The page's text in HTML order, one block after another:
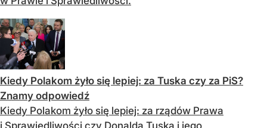
Kiedy Polakom żyło się lepiej: za Tuska czy za PiS?
Znamy odpowiedź
Kiedy Polakom żyło się lepiej: za rządów Prawa